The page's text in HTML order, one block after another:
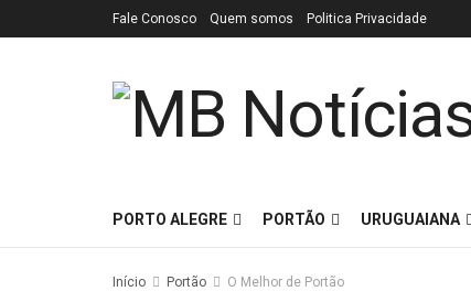
Fale Conosco Quem somos Politica Privacidade
PORTO ALEGRE PORTÃO URUGUAIANA
Início Portão O Melhor de Portão